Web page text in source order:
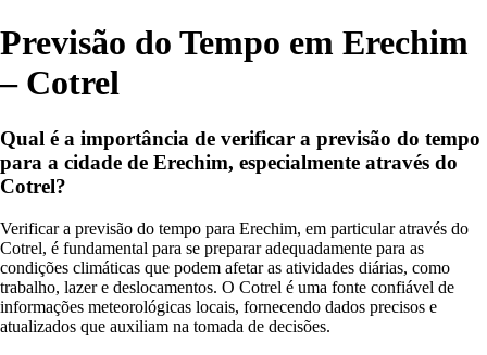
Previsão do Tempo em Erechim
– Cotrel
Qual é a importância de verificar a previsão do tempo
para a cidade de Erechim, especialmente através do
Cotrel?
Verificar a previsão do tempo para Erechim, em particular através do
Cotrel, é fundamental para se preparar adequadamente para as
condições climáticas que podem afetar as atividades diárias, como
trabalho, lazer e deslocamentos. O Cotrel é uma fonte confiável de
informações meteorológicas locais, fornecendo dados precisos e
atualizados que auxiliam na tomada de decisões.